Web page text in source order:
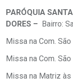
PARÓQUIA
DORES – Bairro:
Missa na Com.
Missa na Com.
Missa na Matriz